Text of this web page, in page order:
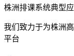
株洲排课系统典型
我们致力于为株洲
平台